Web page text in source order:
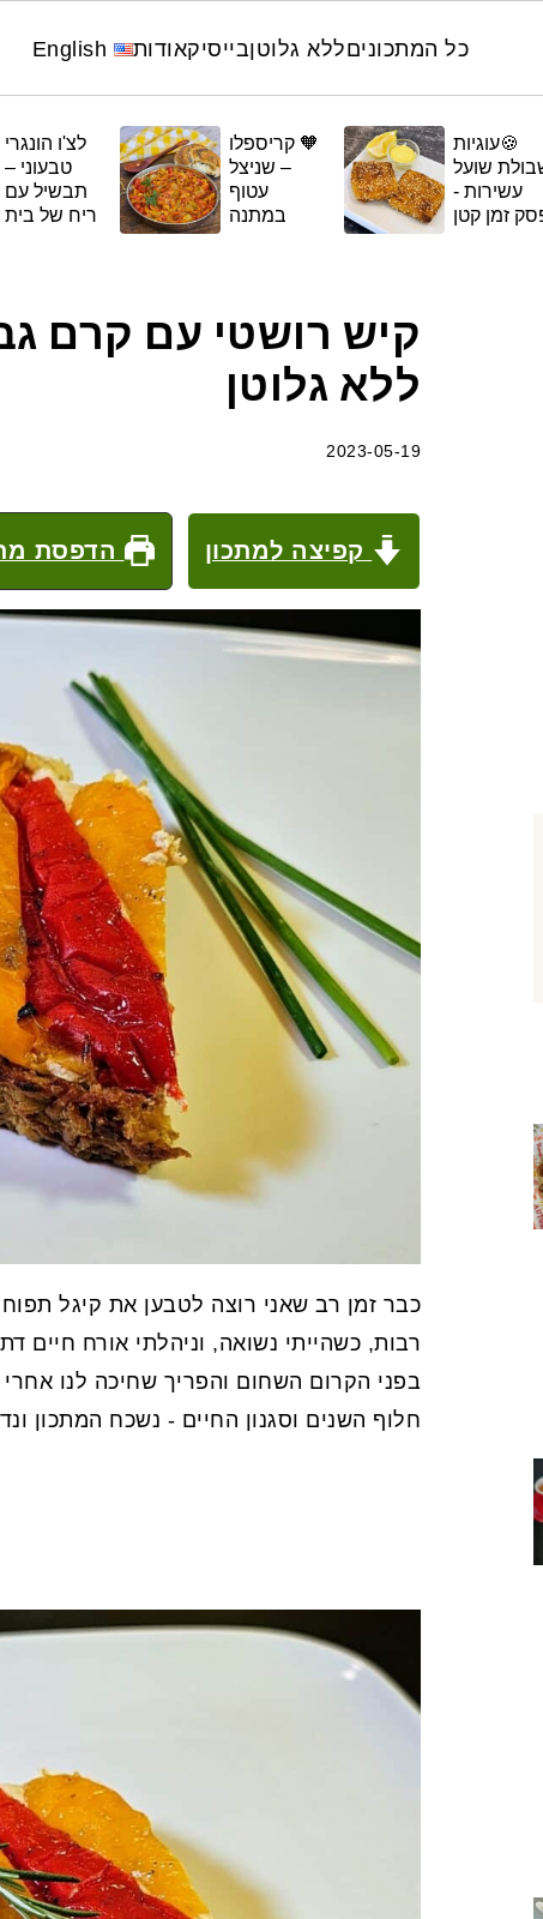
כל המתכוניםללא גלוטןבייסיקאודות English
🍪עוגיות
שועל
עשירות -
זמן קטן
🧡 קריספלו
– שניצל
עטוף
במתנה
לצ'ו הונגרי
טבעוני –
תבשיל עם
ריח של בית
קיש רושטי עם קרם
ללא גלוטן
2023-05-19
קפיצה למתכון הדפסת
כבר זמן רב שאני רוצה לטבען את קיגל
רבות, כשהייתי נשואה, וניהלתי אורח חיים
בפני הקרום השחום והפריך שחיכה לנו
חלוף השנים וסגנון החיים - נשכח המתכון